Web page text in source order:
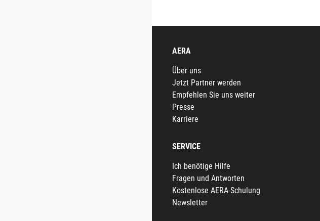
AERA
Über uns
Jetzt Partner werden
Empfehlen Sie uns weiter
Presse
Karriere
SERVICE
Ich benötige Hilfe
Fragen und Antworten
Kostenlose AERA-Schulung
Newsletter